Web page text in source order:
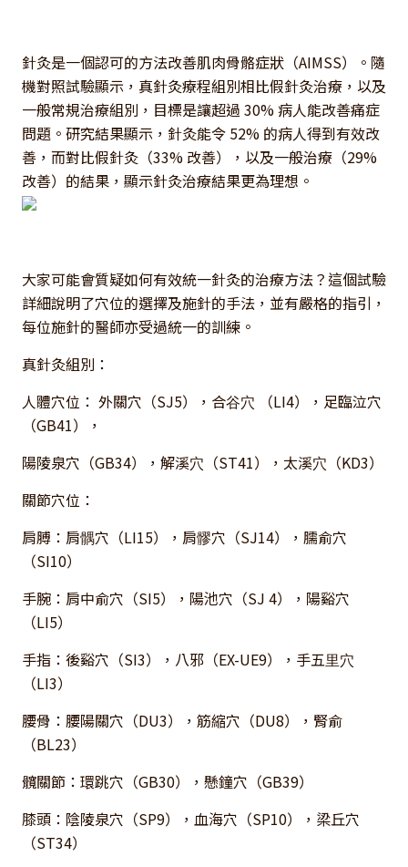
針灸是一個認可的方法改善肌肉骨骼症狀（AIMSS）。隨
機對照試驗顯示，真針灸療程組別相比假針灸治療，以及
一般常規治療組別，目標是讓超過 30% 病人能改善痛症
問題。研究結果顯示，針灸能令 52% 的病人得到有效改
善，而對比假針灸（33% 改善），以及一般治療（29%
改善）的結果，顯示針灸治療結果更為理想。
大家可能會質疑如何有效統一針灸的治療方法？這個試驗
詳細說明了穴位的選擇及施針的手法，並有嚴格的指引，
每位施針的醫師亦受過統一的訓練。
真針灸組別：
人體穴位： 外關穴（SJ5），合⾕⽳ （LI4），足臨泣穴
（GB41），
陽陵泉穴（GB34），解溪⽳（ST41），太溪⽳（KD3）
關節穴位：
肩膊：肩髃穴（LI15），肩髎穴（SJ14），臑俞穴
（SI10）
手腕：肩中俞穴（SI5），陽池穴（SJ 4），陽谿穴
（LI5）
手指：後谿穴（SI3），八邪（EX-UE9），⼿五⾥⽳
（LI3）
腰骨：腰陽關穴（DU3），筋縮穴（DU8），腎俞
（BL23）
髖關節：環跳穴（GB30），懸鐘穴（GB39）
膝頭：陰陵泉穴（SP9），血海穴（SP10），梁丘穴
（ST34）